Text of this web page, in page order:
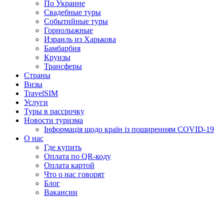
По Украине
Свадебные туры
Событийные туры
Горнолыжные
Израиль из Харькова
Бамбарбия
Круизы
Трансферы
Страны
Визы
TravelSIM
Услуги
Туры в рассрочку
Новости туризма
Інформація щодо країн із поширенням COVID-19
О нас
Где купить
Оплата по QR-коду
Оплата картой
Что о нас говорят
Блог
Вакансии